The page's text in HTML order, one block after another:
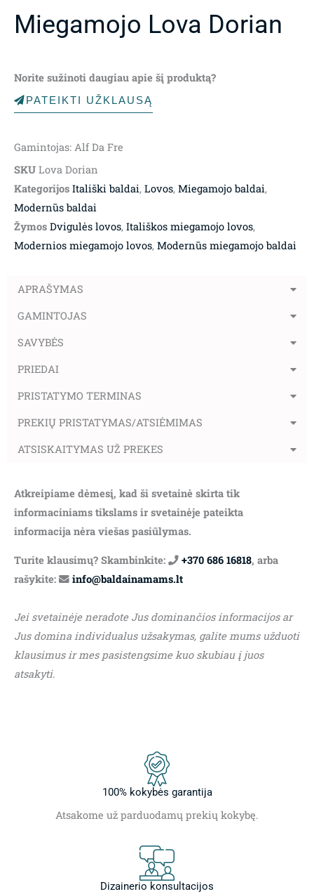
Miegamojo Lova Dorian
Norite sužinoti daugiau apie šį produktą?
PATEIKTI UŽKLAUSĄ
Gamintojas: Alf Da Fre
SKU Lova Dorian
Kategorijos Itališki baldai, Lovos, Miegamojo baldai,
Modernūs baldai
Žymos Dvigulės lovos, Itališkos miegamojo lovos,
Modernios miegamojo lovos, Modernūs miegamojo baldai
APRAŠYMAS
GAMINTOJAS
SAVYBĖS
PRIEDAI
PRISTATYMO TERMINAS
PREKIŲ PRISTATYMAS/ATSIĖMIMAS
ATSISKAITYMAS UŽ PREKES
Atkreipiame dėmesį, kad ši svetainė skirta tik
informaciniams tikslams ir svetainėje pateikta
informacija nėra viešas pasiūlymas.
Turite klausimų? Skambinkite: +370 686 16818, arba
rašykite:
info@baldainamams.lt
Jei svetainėje neradote Jus dominančios informacijos ar
Jus domina individualus užsakymas, galite mums užduoti
klausimus ir mes pasistengsime kuo skubiau į juos
atsakyti.
100% kokybės garantija
Atsakome už parduodamų prekių kokybę.
Dizainerio konsultacijos